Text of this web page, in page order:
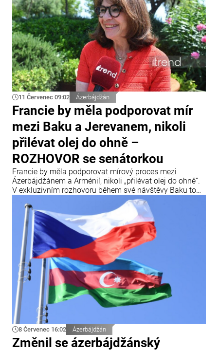
11 Červenec 09:02 Ázerbájdžán
Francie by měla podporovat mír
mezi Baku a Jerevanem, nikoli
přilévat olej do ohně –
ROZHOVOR se senátorkou
Francie by měla podporovat mírový proces mezi
Ázerbájdžánem a Arménií, nikoli „přilévat olej do ohně“.
V exkluzivním rozhovoru během své návštěvy Baku to
uvedla francouzská senátorka a členka Mezinárodního
centra Nizami Ganjavi Nathalie Gouletová.
8 Červenec 16:02 Ázerbájdžán
Změnil se ázerbájdžánský